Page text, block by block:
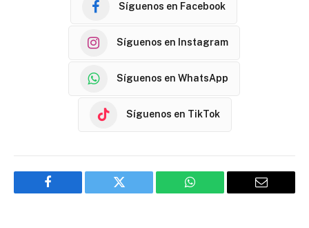
Síguenos en Facebook
Síguenos en Instagram
Síguenos en WhatsApp
Síguenos en TikTok
Facebook Twitter WhatsApp Email